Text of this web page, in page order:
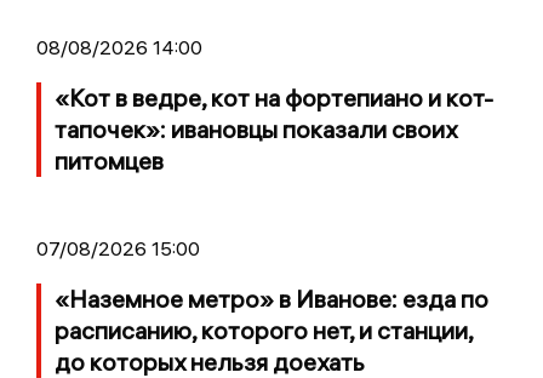
08/08/2026 14:00
«Кот в ведре, кот на фортепиано и кот-
тапочек»: ивановцы показали своих
питомцев
07/08/2026 15:00
«Наземное метро» в Иванове: езда по
расписанию, которого нет, и станции,
до которых нельзя доехать